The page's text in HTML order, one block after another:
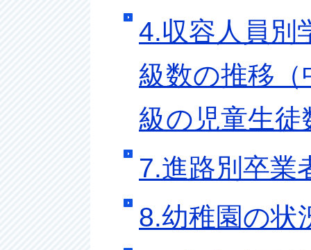
4.収容人員別
級数の推移
級の児童生徒
7.進路別卒業
8.幼稚園の状